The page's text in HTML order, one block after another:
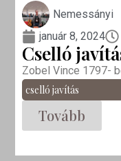
Nemessányi
január 8, 2024
Cselló
Zobel Vince 1797-
cselló javítás
Tovább